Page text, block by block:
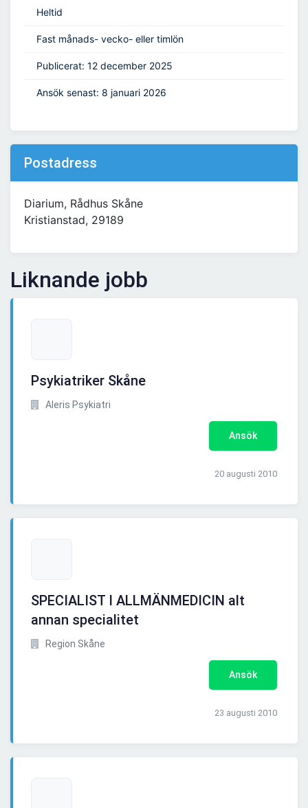
Heltid
Fast månads- vecko- eller timlön
Publicerat: 12 december 2025
Ansök senast: 8 januari 2026
Postadress
Diarium, Rådhus Skåne
Kristianstad, 29189
Liknande jobb
Psykiatriker Skåne
Aleris Psykiatri
Ansök
20 augusti 2010
SPECIALIST I ALLMÄNMEDICIN alt
annan specialitet
Region Skåne
Ansök
23 augusti 2010